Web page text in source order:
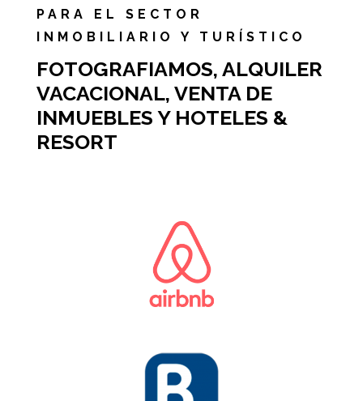
PARA EL SECTOR
INMOBILIARIO Y TURÍSTICO
FOTOGRAFIAMOS, ALQUILER
VACACIONAL, VENTA DE
INMUEBLES Y HOTELES &
RESORT